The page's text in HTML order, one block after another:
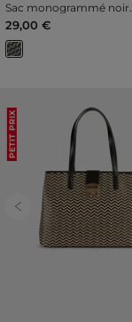
Sac monogrammé noir
femme
29,00 €
PETIT PRIX
Previous